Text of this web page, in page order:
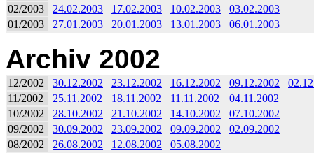
02/2003
24.02.2003 17.02.2003 10.02.2003
03.02.2003
01/2003
27.01.2003 20.01.2003 13.01.2003 06.01.2003
Archiv 2002
12/2002 30.12.2002 23.12.2002 16.12.2002 09.12.2002
11/2002
25.11.2002 18.11.2002 11.11.2002
04.11.2002
10/2002
28.10.2002 21.10.2002 14.10.2002
07.10.2002
09/2002
30.09.2002 23.09.2002 09.09.2002
02.09.2002
08/2002
26.08.2002 12.08.2002
05.08.2002